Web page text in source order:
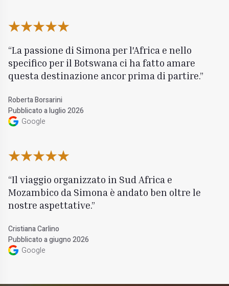
La passione di Simona per l'Africa e nello
specifico per il Botswana ci ha fatto amare
questa destinazione ancor prima di partire.
Roberta Borsarini
Pubblicato a luglio 2026
Google
Il viaggio organizzato in Sud Africa e
Mozambico da Simona è andato ben oltre le
nostre aspettative.
Cristiana Carlino
Pubblicato a giugno 2026
Google